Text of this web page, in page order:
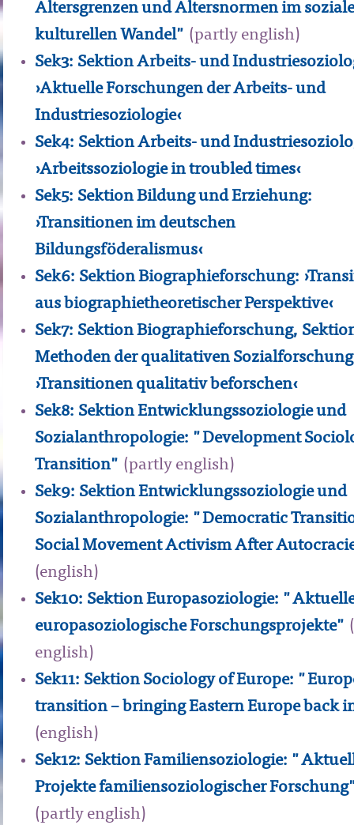
Altersgrenzen und Altersnormen im
kulturellen Wandel" (partly english)
Sek3: Sektion Arbeits- und
›Aktuelle Forschungen der Arbeits- und
Industriesoziologie‹
Sek4: Sektion Arbeits- und
›Arbeitssoziologie in troubled times‹
Sek5: Sektion Bildung und Erziehung:
›Transitionen im deutschen
Bildungsföderalismus‹
Sek6: Sektion Biographieforschung:
aus biographietheoretischer Perspektive‹
Sek7: Sektion Biographieforschung,
Methoden der qualitativen
›Transitionen qualitativ beforschen‹
Sek8: Sektion Entwicklungssoziologie und
Sozialanthropologie: "Development
Transition" (partly english)
Sek9: Sektion Entwicklungssoziologie und
Sozialanthropologie: "Democratic
Social Movement Activism After
(english)
Sek10: Sektion Europasoziologie:
europasoziologische Forschungsprojekte"
english)
Sek11: Sektion Sociology of Europe:
transition – bringing Eastern Europe back
(english)
Sek12: Sektion Familiensoziologie:
Projekte familiensoziologischer
(partly english)